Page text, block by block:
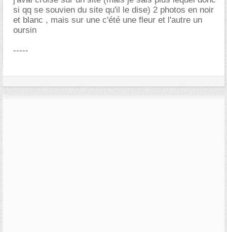
si qq se souvien du site qu'il le dise) 2 photos en noir
et blanc , mais sur une c'été une fleur et l'autre un
oursin
-----